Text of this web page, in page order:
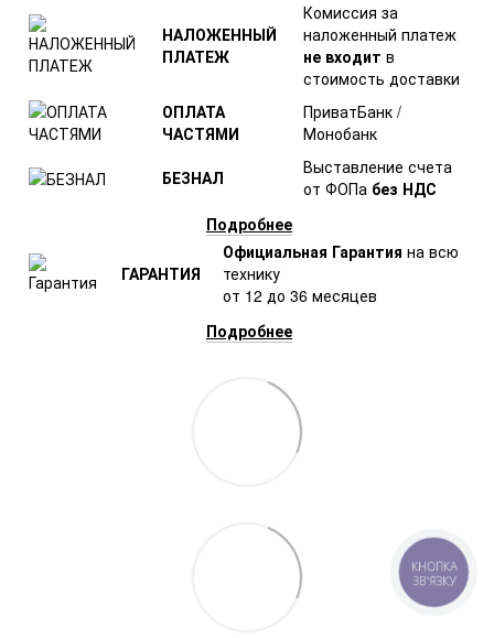
НАЛОЖЕННЫЙ
ПЛАТЕЖ
Комиссия за
наложенный платеж
не входит в
стоимость доставки
ОПЛАТА
ЧАСТЯМИ
ПриватБанк /
Монобанк
БЕЗНАЛ
Выставление счета
от ФОПа без НДС
Подробнее
ГАРАНТИЯ
Официальная Гарантия на всю
технику
от 12 до 36 месяцев
Подробнее
КНОПКА
ЗВ'ЯЗКУ